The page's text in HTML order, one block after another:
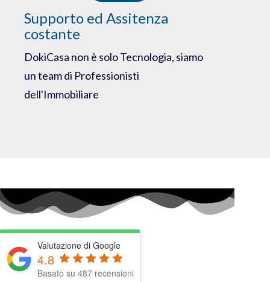
Supporto ed Assitenza
costante
DokiCasa non è solo Tecnologia, siamo
un team di Professionisti
dell'Immobiliare
Valutazione di Google
4.8
Basato su 487 recensioni